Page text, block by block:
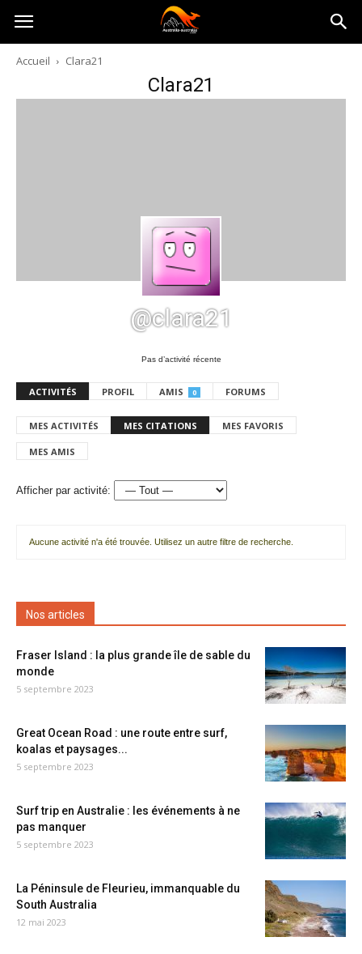
Australia-
australie.com
Accueil Clara21
Clara21
@clara21
Pas d’activité récente
ACTIVITÉS PROFIL AMIS 0 FORUMS
MES ACTIVITÉS MES CITATIONS MES FAVORIS
MES AMIS
Afficher par activité:
Aucune activité n'a été trouvée. Utilisez un autre filtre de recherche.
Nos articles
Fraser Island : la plus grande île de sable du
monde
5 septembre 2023
Great Ocean Road : une route entre surf,
koalas et paysages...
5 septembre 2023
Surf trip en Australie : les événements à ne
pas manquer
5 septembre 2023
La Péninsule de Fleurieu, immanquable du
South Australia
12 mai 2023